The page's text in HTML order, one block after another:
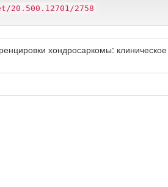
2758
хондросаркомы: клиническое